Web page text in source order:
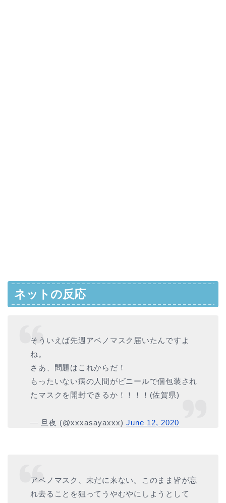
ネットの反応
そういえば先週アベノマスク届いたんですよ
ね。
さあ、問題はこれからだ！
もったいない病の人間がビニールで個包装され
たマスクを開封できるか！！！！(佐賀県)
— 旦夜 (@xxxasayaxxx)June 12, 2020
アベノマスク、未だに来ない。このまま皆が忘
れ去ることを狙ってうやむやにしようとして